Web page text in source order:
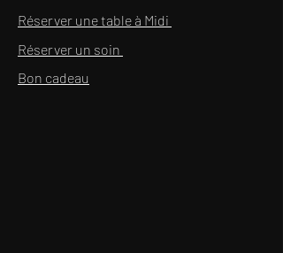
Réserver une table à Midi
Réserver un soin
Bon cadeau